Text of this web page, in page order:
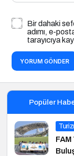
Bir dahaki
adımı, e-
tarayıcıya
YORUM GÖNDER
Popüler